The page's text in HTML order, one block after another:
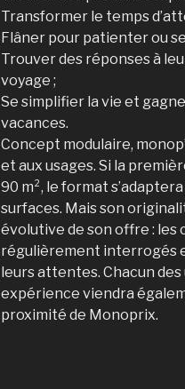
Transformer le temps
Flâner pour patienter ou
Trouver des réponses à
voyage ;
Se simplifier la vie et
vacances.
Concept modulaire,
et aux usages. Si la
90 m², le format
surfaces. Mais son
évolutive de son offre : les
régulièrement interrogés
leurs attentes. Chacun
expérience viendra
proximité de Monoprix.